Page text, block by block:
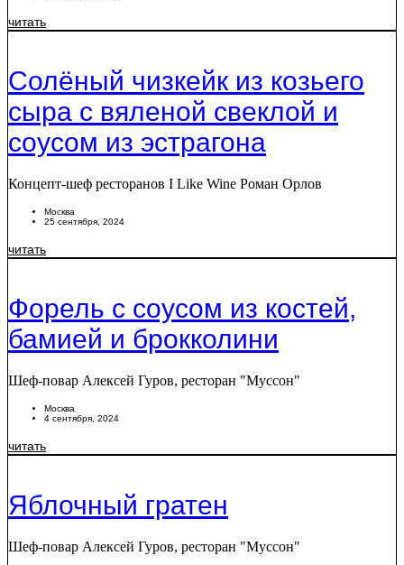
читать
Солёный чизкейк из козьего
сыра с вяленой свеклой и
соусом из эстрагона
Концепт-шеф ресторанов I Like Wine Роман Орлов
Москва
25 сентября, 2024
читать
Форель с соусом из костей,
бамией и брокколини
Шеф-повар Алексей Гуров, ресторан "Муссон"
Москва
4 сентября, 2024
читать
Яблочный гратен
Шеф-повар Алексей Гуров, ресторан "Муссон"